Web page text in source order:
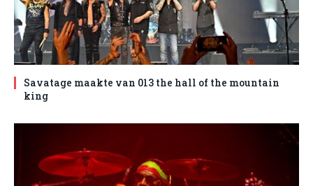
Savatage maakte van 013 the hall of the mountain
king